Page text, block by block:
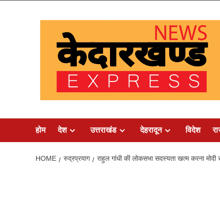
होम देश उत्तराखंड देहरादून विदेश
HOME रुद्रप्रयाग राहुल गांधी की लोकसभा सदस्यता खत्म करना मोदी